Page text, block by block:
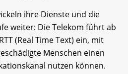
ihre Dienste und die
weiter: Die Telekom führt ab
(Real Time Text) ein, mit
Menschen einen
nutzen können.